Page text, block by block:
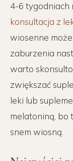
4-6 tygodniach
konsultacja z
wiosenne
zaburzenia
warto
zwiększać
leki lub
melatoniną, bo
snem wiosną.